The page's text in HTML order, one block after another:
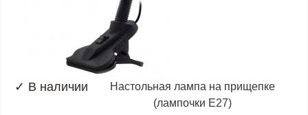
✓ В наличии
Настольная лампа на прищепке
(лампочки E27)